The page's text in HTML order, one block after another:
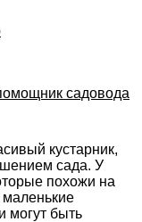
садовода
кустарник,
сада. У
похожи на
маленькие
могут быть